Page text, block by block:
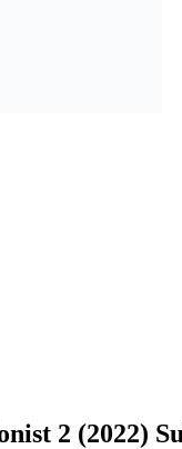
2 (2022)